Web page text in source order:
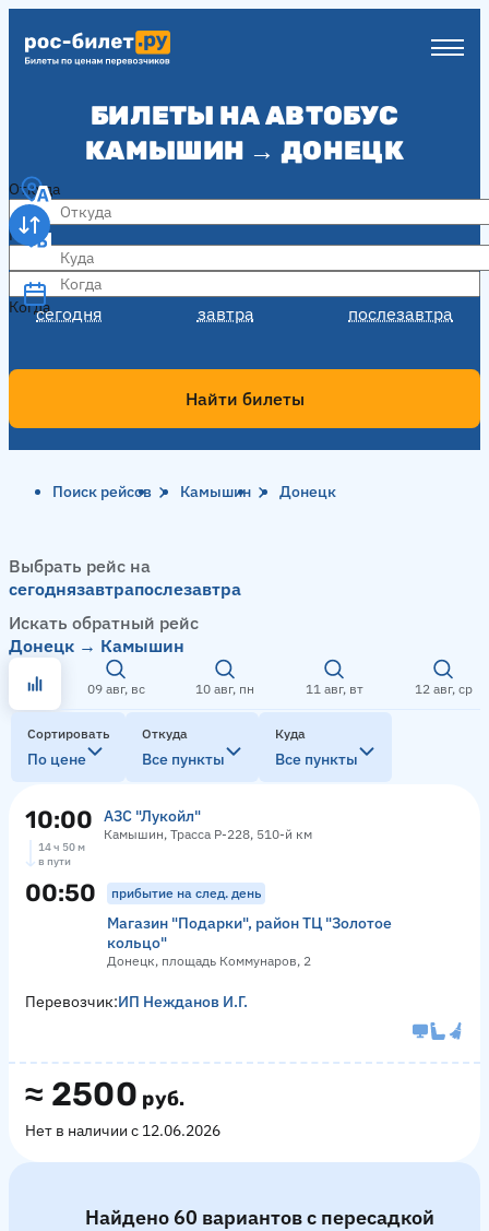
БИЛЕТЫ НА АВТОБУС
КАМЫШИН → ДОНЕЦК
Откуда
Куда
Когда
сегодня завтра послезавтра
Когда
Найти билеты
Поиск рейсов Камышин Донецк
Выбрать рейс на
сегоднязавтрапослезавтра
Искать обратный рейс
Донецк → Камышин
09 авг, вс 10 авг, пн 11 авг, вт 12 авг, ср
Сортировать
По цене
Откуда
Все пункты
Куда
Все пункты
10:00 АЗС "Лукойл"
Камышин, Трасса Р-228, 510-й км
14 ч 50 м
в пути
00:50 прибытие на след. день
Магазин "Подарки", район ТЦ "Золотое
кольцо"
Донецк, площадь Коммунаров, 2
≈ 2500 руб.
Нет в наличии с 12.06.2026
Перевозчик:ИП Нежданов И.Г.
Найдено 60 вариантов с пересадкой